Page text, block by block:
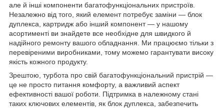
але й інші компоненти багатофункціональних пристроїв.
Незалежно від того, який елемент потребує заміни — блок
дуплекса, картридж або інший компонент — у нашому
асортименті ви знайдете все необхідне для швидкого й
надійного ремонту вашого обладнання. Ми працюємо тільки з
перевіреними виробниками, тому можемо гарантувати високу
якість кожного продукту.
Зрештою, турбота про свій багатофункціональний пристрій —
це не просто питання комфорту, а важливий аспект
ефективності вашої роботи. Підтримка в належному стані
таких ключових елементів, як блок дуплекса, забезпечить